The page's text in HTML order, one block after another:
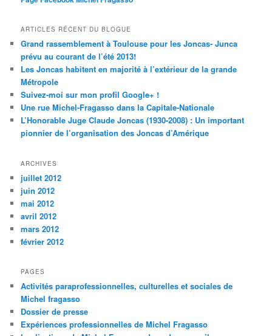
ARTICLES RÉCENT DU BLOGUE
Grand rassemblement à Toulouse pour les Joncas- Junca
prévu au courant de l’été 2013!
Les Joncas habitent en majorité à l’extérieur de la grande
Métropole
Suivez-moi sur mon profil Google+ !
Une rue Michel-Fragasso dans la Capitale-Nationale
L’Honorable Juge Claude Joncas (1930-2008) : Un important
pionnier de l’organisation des Joncas d’Amérique
ARCHIVES
juillet 2012
juin 2012
mai 2012
avril 2012
mars 2012
février 2012
PAGES
Activités paraprofessionnelles, culturelles et sociales de
Michel fragasso
Dossier de presse
Expériences professionnelles de Michel Fragasso